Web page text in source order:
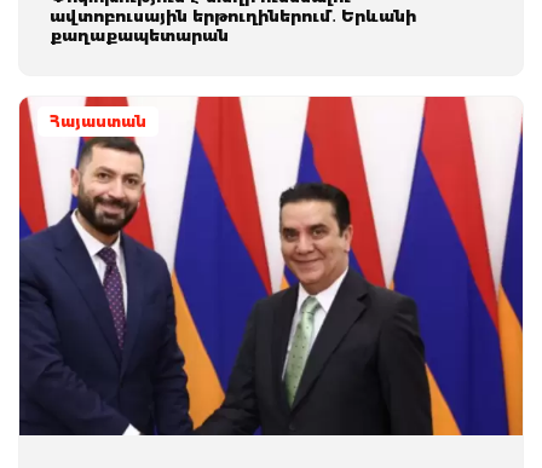
ավտոբուսային երթուղիներում․ Երևանի
քաղաքապետարան
Հայաստան